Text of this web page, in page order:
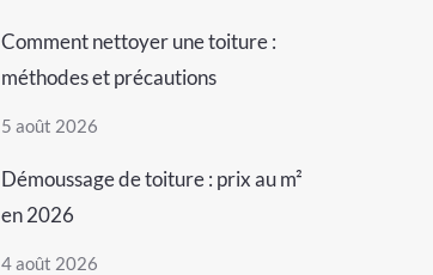
Comment nettoyer une toiture :
méthodes et précautions
5 août 2026
Démoussage de toiture : prix au m²
en 2026
4 août 2026